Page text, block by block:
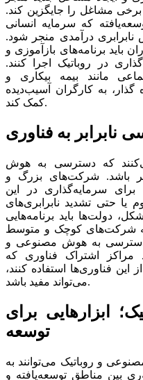
مشاغل را جایگزین کند.
که سرمایه انسانی
نابرابری درآمدی منجر شود.
باید برنامه‌‌‌های بازآموزی و
در روباتیک اجرا کنند.
مانند بیمه بیکاری و
گذار، به کارگران آسیب‌‌‌دیده
کمک کند.
نابرابر به فناوری
اشاره می‌کنند که دسترسی به هوش
باشد. شرکت‌های بزرگ و
برای سرمایه‌گذاری در این
یا حتی تشدید نابرابری‌‌‌های
دولت‌‌‌ها باید برنامه‌‌‌هایی
به شرکت‌های کوچک و متوسط
دسترسی به هوش مصنوعی و
مراکز اشتراک فناوری که
فناوری‌‌‌ها استفاده کنند،
می‌‌‌تواند مفید باشد.
ابزارهایی برای
توسعه
و روباتیک می‌‌‌توانند به
بین مناطق توسعه‌‌‌یافته و